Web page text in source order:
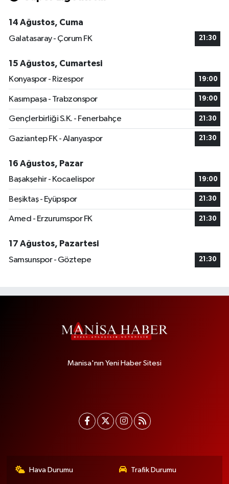
14 Ağustos, Cuma
Galatasaray - Çorum FK
21:30
15 Ağustos, Cumartesi
Konyaspor - Rizespor
19:00
Kasımpaşa - Trabzonspor 19:00
Gençlerbirliği S.K. - Fenerbahçe 21:30
Gaziantep FK - Alanyaspor 21:30
16 Ağustos, Pazar
Başakşehir - Kocaelispor
19:00
Beşiktaş - Eyüpspor 21:30
Amed - Erzurumspor FK 21:30
17 Ağustos, Pazartesi
Samsunspor - Göztepe
21:30
Manisa'nın Yeni Haber Sitesi
Hava Durumu Trafik Durumu